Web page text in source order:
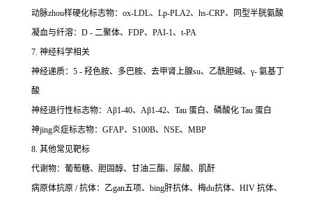
动脉zhou样硬化标志物：ox-LDL、Lp-PLA2、hs-CRP、同型半胱氨酸
凝血与纤溶：D - 二聚体、FDP、PAI-1、t-PA
7. 神经科学相关
神经递质：5 - 羟色胺、多巴胺、去甲肾上腺su、乙酰胆碱、γ- 氨基丁
酸
神经退行性标志物：Aβ1-40、Aβ1-42、Tau 蛋白、磷酸化 Tau 蛋白
神jing炎症标志物：GFAP、S100B、NSE、MBP
8. 其他常见靶标
代谢物：葡萄糖、胆固醇、甘油三酯、尿酸、肌酐
病原体抗原 / 抗体：乙gan五项、bing肝抗体、梅du抗体、HIV 抗体、